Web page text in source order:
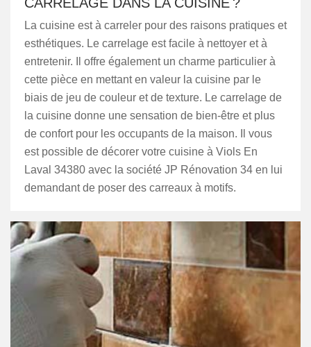
La cuisine est à carreler pour des raisons pratiques et
esthétiques. Le carrelage est facile à nettoyer et à
entretenir. Il offre également un charme particulier à
cette pièce en mettant en valeur la cuisine par le
biais de jeu de couleur et de texture. Le carrelage de
la cuisine donne une sensation de bien-être et plus
de confort pour les occupants de la maison. Il vous
est possible de décorer votre cuisine à Viols En
Laval 34380 avec la société JP Rénovation 34 en lui
demandant de poser des carreaux à motifs.